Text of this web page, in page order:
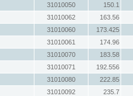
31010050
150.1
31010062
163.56
31010060
173.425
31010061
174.96
31010070
183.58
31010071
192.556
31010080
222.85
31010092
235.7